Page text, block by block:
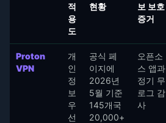
적
용
도
현황
보 보호
증거
Proton
VPN
개
인
정
보
우
선
공식 페
이지에
2026년
5월 기준
145개국
20,000+
오픈소
스 앱과
정기 무
로그 감
사